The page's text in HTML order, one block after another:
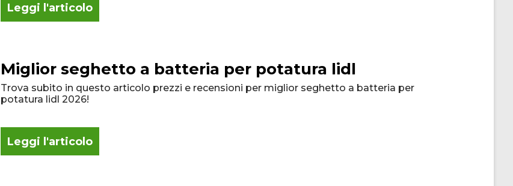
Leggi l'articolo
Miglior seghetto a batteria per potatura lidl
Trova subito in questo articolo prezzi e recensioni per miglior seghetto a batteria per
potatura lidl 2026!
Leggi l'articolo